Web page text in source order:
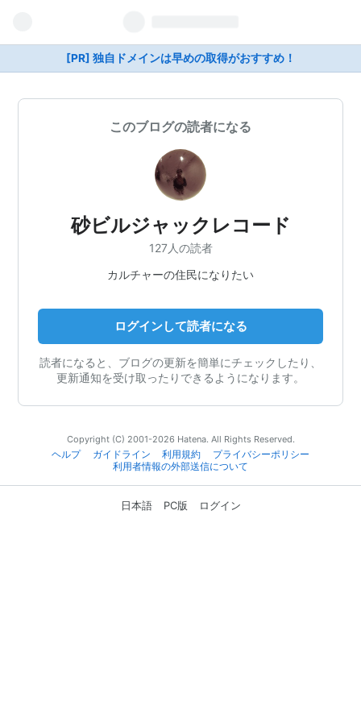
[PR] 独自ドメインは早めの取得がおすすめ！
このブログの読者になる
砂ビルジャックレコード
127人の読者
カルチャーの住民になりたい
ログインして読者になる
読者になると、ブログの更新を簡単にチェックしたり、
更新通知を受け取ったりできるようになります。
Copyright (C) 2001-2026 Hatena. All Rights Reserved.
ヘルプ
ガイドライン 利用規約
プライバシーポリシー
利用者情報の外部送信について
日本語 PC版 ログイン